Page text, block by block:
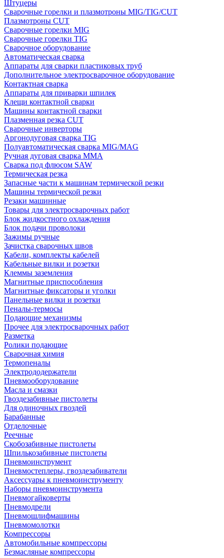
Штуцеры
Сварочные горелки и плазмотроны MIG/TIG/CUT
Плазмотроны CUT
Сварочные горелки MIG
Сварочные горелки TIG
Сварочное оборудование
Автоматическая сварка
Аппараты для сварки пластиковых труб
Дополнительное электросварочное оборудование
Контактная сварка
Аппараты для приварки шпилек
Клещи контактной сварки
Машины контактной сварки
Плазменная резка CUT
Сварочные инверторы
Аргонодуговая сварка TIG
Полуавтоматическая сварка MIG/MAG
Ручная дуговая сварка MMA
Сварка под флюсом SAW
Термическая резка
Запасные части к машинам термической резки
Машины термической резки
Резаки машинные
Товары для электросварочных работ
Блок жидкостного охлаждения
Блок подачи проволоки
Зажимы ручные
Зачистка сварочных швов
Кабели, комплекты кабелей
Кабельные вилки и розетки
Клеммы заземления
Магнитные приспособления
Магнитные фиксаторы и уголки
Панельные вилки и розетки
Пеналы-термосы
Подающие механизмы
Прочее для электросварочных работ
Разметка
Ролики подающие
Сварочная химия
Термопеналы
Электрододержатели
Пневмооборудование
Масла и смазки
Гвоздезабивные пистолеты
Для одиночных гвоздей
Барабанные
Отделочные
Реечные
Скобозабивные пистолеты
Шпилькозабивные пистолеты
Пневмоинструмент
Пневмостеплеры, гвоздезабиватели
Аксессуары к пневмоинструменту
Наборы пневмоинструмента
Пневмогайковерты
Пневмодрели
Пневмошлифмашины
Пневмомолотки
Компрессоры
Автомобильные компрессоры
Безмасляные компрессоры